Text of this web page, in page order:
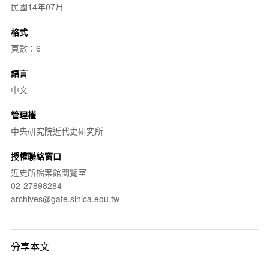
民國14年07月
格式
頁數：6
語言
中文
管理權
中央研究院近代史研究所
授權聯絡窗口
近史所檔案館閱覽室
02-27898284
archives@gate.sinica.edu.tw
分享本文